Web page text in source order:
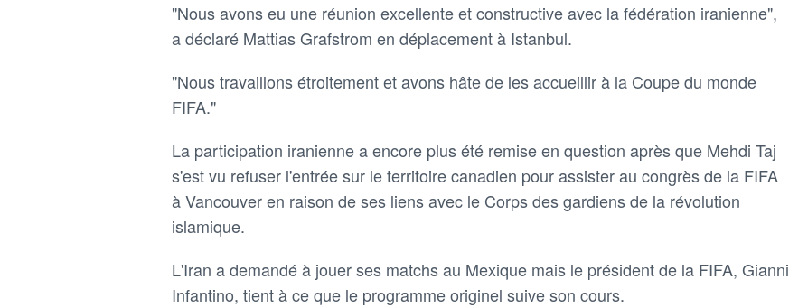
"Nous avons eu une réunion excellente et constructive avec la fédération iranienne",
a déclaré Mattias Grafstrom ⁠en déplacement ‌à Istanbul.
"Nous travaillons étroitement et avons hâte de les ⁠accueillir à la Coupe du monde
FIFA."
La participation iranienne a ‌encore plus été remise en question après que Mehdi ⁠Taj
s'est vu refuser l'entrée sur le territoire ⁠canadien pour assister ‌au congrès de la FIFA
à Vancouver en raison de ses ​liens avec le Corps des ‌gardiens de la révolution
islamique.
L'Iran a demandé à jouer ses matchs au Mexique mais ​le président de la FIFA, Gianni
Infantino, tient à ce que le programme originel suive son cours.